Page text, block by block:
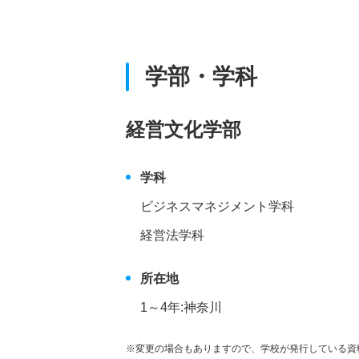
学部・学科
経営文化学部
学科
ビジネスマネジメント学科
経営法学科
所在地
1～4年:神奈川
※変更の場合もありますので、学校が発行している資